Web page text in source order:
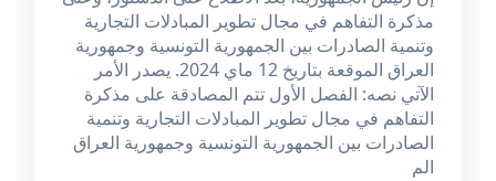
مذكرة التفاهم في مجال تطوير المبادلات التجارية
وتنمية الصادرات بين الجمهورية التونسية وجمهورية
العراق الموقعة بتاريخ 12 ماي 2024. يصدر الأمر
الآتي نصه: الفصل الأول تتم المصادقة على مذكرة
التفاهم في مجال تطوير المبادلات التجارية وتنمية
الصادرات بين الجمهورية التونسية وجمهورية العراق
الم